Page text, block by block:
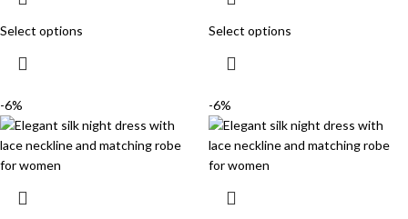
Select options Select options
-6% -6%